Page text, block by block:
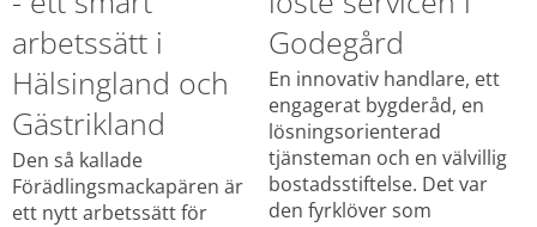
arbetssätt i
Hälsingland och
Gästrikland
Den så kallade
Förädlingsmackapären är
ett nytt arbetssätt för
Godegård
En innovativ handlare, ett
engagerat bygderåd, en
lösningsorienterad
tjänsteman och en välvillig
bostadsstiftelse. Det var
den fyrklöver som